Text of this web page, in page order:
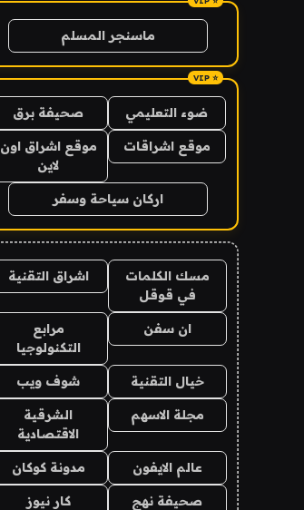
ماسنجر المسلم
ضوء التعليمي صحيفة برق
موقع اشراقات
موقع اشراق اون
لاين
اركان سياحة وسفر
مسك الكلمات
في قوقل
اشراق التقنية
ان سفن
مرابع
التكنولوجيا
خيال التقنية شوف ويب
مجلة الاسهم
الشرقية
الاقتصادية
عالم الايفون مدونة كوكان
صحيفة نهج كار نيوز